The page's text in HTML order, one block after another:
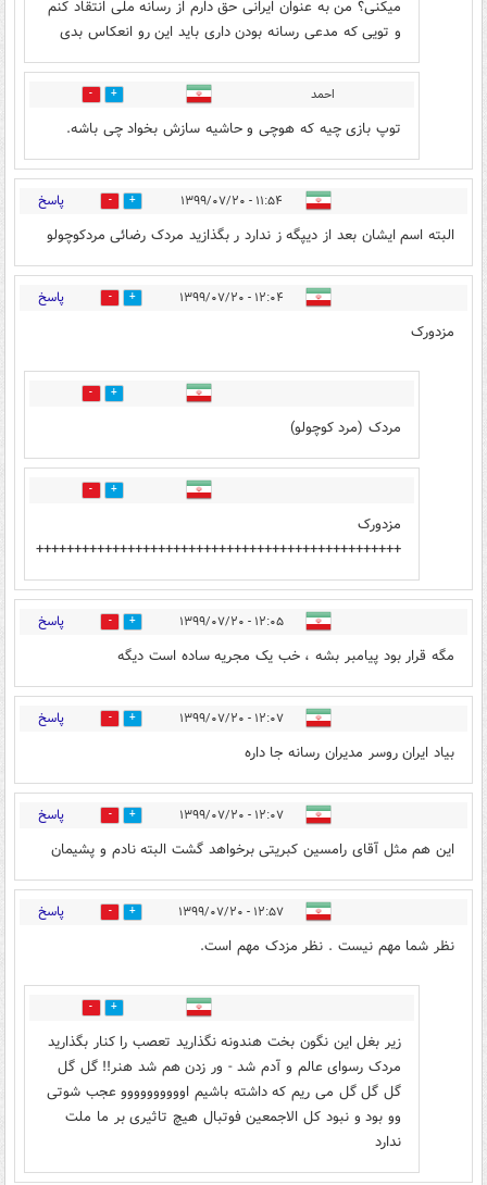
میکنی؟ من به عنوان ایرانی حق دارم از رسانه ملی انتقاد کنم
و تویی که مدعی رسانه بودن داری باید این رو انعکاس بدی
احمد 8
توپ بازی چیه که هوچی و حاشیه سازش بخواد چی باشه.
۱۱:۵۴ - ۱۳۹۹/۰۷/۲۰ 21 پاسخ
البته اسم ایشان بعد از دیپگه ز ندارد ر بگذازید مردک رضائی مردکوچولو
۱۲:۰۴ - ۱۳۹۹/۰۷/۲۰ 57 پاسخ
مزدورک
12
مردک (مرد کوچولو)
3
مزدورک
++++++++++++++++++++++++++++++++++++++++++++++++
۱۲:۰۵ - ۱۳۹۹/۰۷/۲۰ 33 پاسخ
مگه قرار بود پیامبر بشه ، خب یک مجریه ساده است دیگه
۱۲:۰۷ - ۱۳۹۹/۰۷/۲۰ 6 پاسخ
بیاد ایران روسر مدیران رسانه جا داره
۱۲:۰۷ - ۱۳۹۹/۰۷/۲۰ 29 پاسخ
این هم مثل آقای رامسین کبریتی برخواهد گشت البته نادم و پشیمان
۱۲:۵۷ - ۱۳۹۹/۰۷/۲۰ 28 پاسخ
نظر شما مهم نیست . نظر مزدک مهم است.
17
زیر بغل این نگون بخت هندونه نگذارید تعصب را کنار بگذارید
مردک رسوای عالم و آدم شد - ور زدن هم شد هنر!! گل گل
گل گل گل می ریم که داشته باشیم اوووووووووو عجب شوتی
وو بود و نبود کل الاجمعین فوتبال هیچ تاثیری بر ما ملت
ندارد